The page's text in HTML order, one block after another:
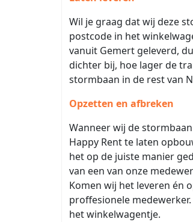
Wil je graag dat wij deze
postcode in het
vanuit Gemert geleverd,
dichter bij, hoe lager de
stormbaan in de rest van
Opzetten en afbreken
Wanneer wij de
Happy Rent te laten
het op de juiste manier
van een van onze
Komen wij het leveren én
proffesionele
het winkelwagentje.